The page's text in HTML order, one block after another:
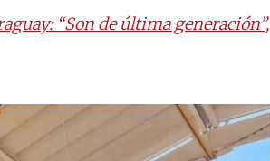
“Son de última generación”,